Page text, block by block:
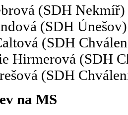
(SDH Nekmíř)
(SDH Únešov)
(SDH
Hirmerová (SDH
(SDH
na MS